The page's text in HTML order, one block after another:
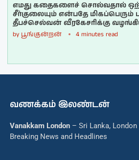
எமது கதைகளைச் சொல்வதால்
சீர்குலையும் என்பதே மிகப்பெரும்
தீபச்செல்வன் வீரகேசரிக்கு
by பூங்குன்றன் 4 minutes read
வணக்கம் இலண்டன்
Vanakkam London – Sri Lanka,
Breaking News and Headlines